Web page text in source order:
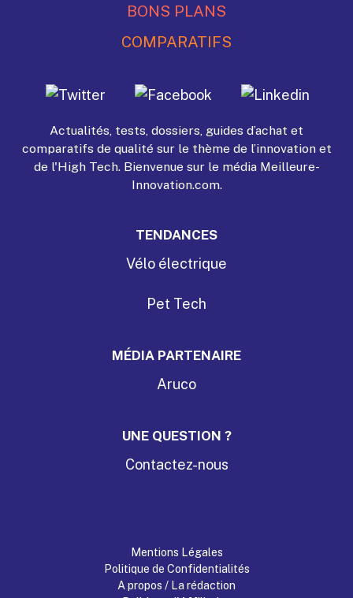
BONS PLANS
COMPARATIFS
Actualités, tests, dossiers, guides d’achat et
comparatifs de qualité sur le thème de l’innovation et
de l'High Tech. Bienvenue sur le média Meilleure-
Innovation.com.
TENDANCES
Vélo électrique
Pet Tech
MÉDIA PARTENAIRE
Aruco
UNE QUESTION ?
Contactez-nous
Mentions Légales
Politique de Confidentialités
A propos / La rédaction